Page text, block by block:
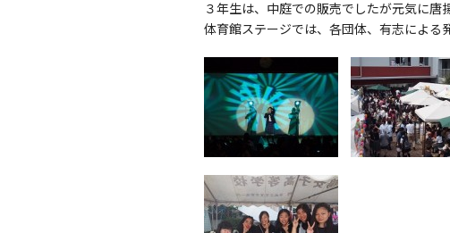
３年生は、中庭での販売でしたが元気に唐
体育館ステージでは、各団体、有志による